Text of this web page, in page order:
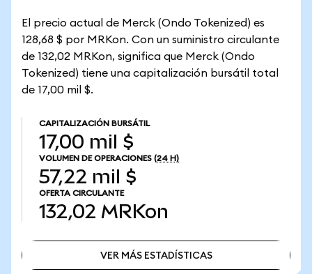
El precio actual de Merck (Ondo Tokenized) es
128,68 $ por MRKon. Con un suministro circulante
de 132,02 MRKon, significa que Merck (Ondo
Tokenized) tiene una capitalización bursátil total
de 17,00 mil $.
CAPITALIZACIÓN BURSÁTIL
17,00 mil $
VOLUMEN DE OPERACIONES (24 H)
57,22 mil $
OFERTA CIRCULANTE
132,02 MRKon
VER MÁS ESTADÍSTICAS